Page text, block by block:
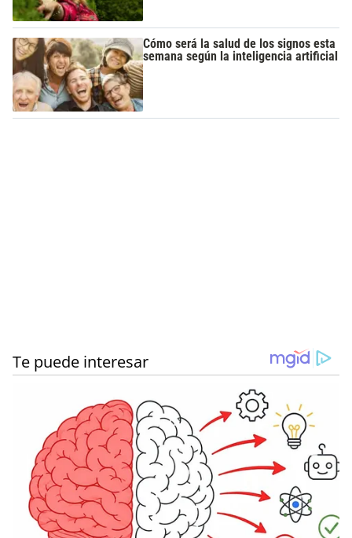
Cómo será la salud de los signos esta
semana según la inteligencia artificial